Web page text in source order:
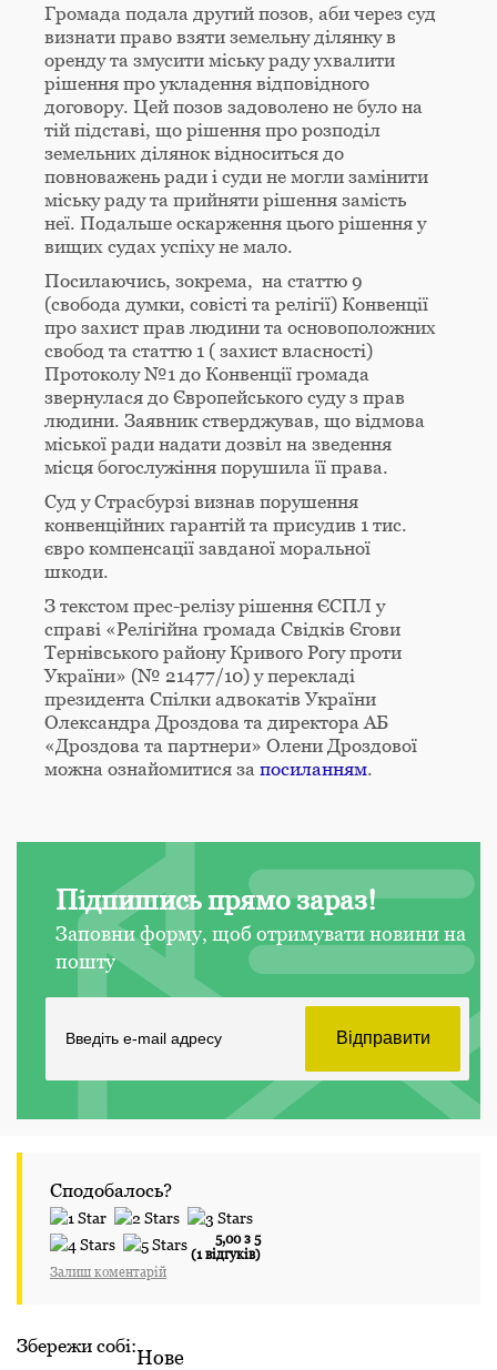
Громада подала другий позов, аби через суд
визнати право взяти земельну ділянку в
оренду та змусити міську раду ухвалити
рішення про укладення відповідного
договору. Цей позов задоволено не було на
тій підставі, що рішення про розподіл
земельних ділянок відноситься до
повноважень ради і суди не могли замінити
міську раду та прийняти рішення замість
неї. Подальше оскарження цього рішення у
вищих судах успіху не мало.
Посилаючись, зокрема, на статтю 9
(свобода думки, совісті та релігії) Конвенції
про захист прав людини та основоположних
свобод та статтю 1 ( захист власності)
Протоколу №1 до Конвенції громада
звернулася до Європейського суду з прав
людини. Заявник стверджував, що відмова
міської ради надати дозвіл на зведення
місця богослужіння порушила її права.
Суд у Страсбурзі визнав порушення
конвенційних гарантій та присудив 1 тис.
євро компенсації завданої моральної
шкоди.
З текстом прес-релізу рішення ЄСПЛ у
справі «Релігійна громада Свідків Єгови
Тернівського району Кривого Рогу проти
України» (№ 21477/10) у перекладі
президента Спілки адвокатів України
Олександра Дроздова та директора АБ
«Дроздова та партнери» Олени Дроздової
можна ознайомитися за посиланням.
Підпишись прямо зараз!
Заповни форму, щоб отримувати новини на
пошту
Сподобалось?
5,00 з 5
(1 відгуків)
Залиш коментарій
Збережи собі:Нове